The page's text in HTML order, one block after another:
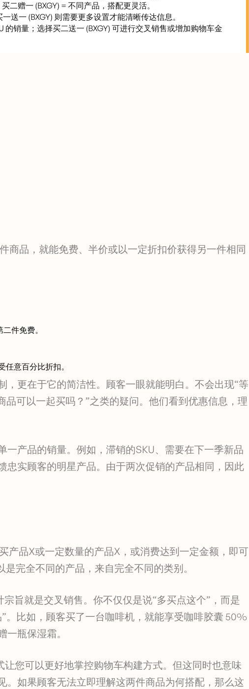
二赠一 (BXGY) = 不同产品，搭配更灵活。
送一 (BXGY) 则需要更多设置才能清晰传达信息。
的销量；选择买二送一 (BXGY) 可进行交叉销售或增加购物车金
商品，就能免费、半价或以一定折扣价获得另一件相同
件免费。
意百分比折扣。
，更在于它的简洁性。顾客一眼就能明白。不会出现“等
品可以一起买吗？”之类的疑问。他们看到优惠信息，理
一产品的销量。例如，滞销的SKU、需要在下一季新品
忠实顾客的明星产品。由于两次促销的产品相同，因此
产品X或一定数量的产品X，或消费达到一定金额，即可
完全不同的产品，来自完全不同的类别。
旨就是交叉销售。你不仅仅是说“多买点这个”，而是
。比如，顾客买了一台咖啡机，就能享受咖啡胶囊 50%
瓶保湿霜。
让您可以更好地掌控购物车构建方式。但这同时也意味
。如果顾客无法立即理解这两件商品为何搭配，那么这